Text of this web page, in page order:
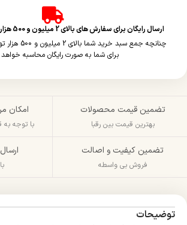
ارسال رایگان برای سفارش های بالای 2 میلیون و 500 هزار تومان(غیر حجمی)
چنانچه جمع
برای شما به صورت رایگان محاسبه
تضمین قیمت محصولات
بهترین قیمت بین رقبا
امکان
با توجه
تضمین کیفیت و اصالت
فروش بی واسطه
توضیحات